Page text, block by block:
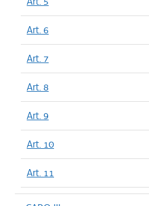
Art. 6
Art. 7
Art. 8
Art. 9
Art. 10
Art. 11